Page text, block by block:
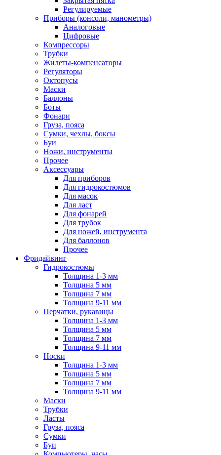
Регулируемые
Приборы (консоли, манометры)
Аналоговые
Цифровые
Компрессоры
Трубки
Жилеты-компенсаторы
Регуляторы
Октопусы
Маски
Баллоны
Боты
Фонари
Груза, пояса
Сумки, чехлы, боксы
Буи
Ножи, инструменты
Прочее
Аксессуары
Для приборов
Для гидрокостюмов
Для масок
Для ласт
Для фонарей
Для трубок
Для ножей, инструмента
Для баллонов
Прочее
Фридайвинг
Гидрокостюмы
Толщина 1-3 мм
Толщина 5 мм
Толщина 7 мм
Толщина 9-11 мм
Перчатки, рукавицы
Толщина 1-3 мм
Толщина 5 мм
Толщина 7 мм
Толщина 9-11 мм
Носки
Толщина 1-3 мм
Толщина 5 мм
Толщина 7 мм
Толщина 9-11 мм
Маски
Трубки
Ласты
Груза, пояса
Сумки
Буи